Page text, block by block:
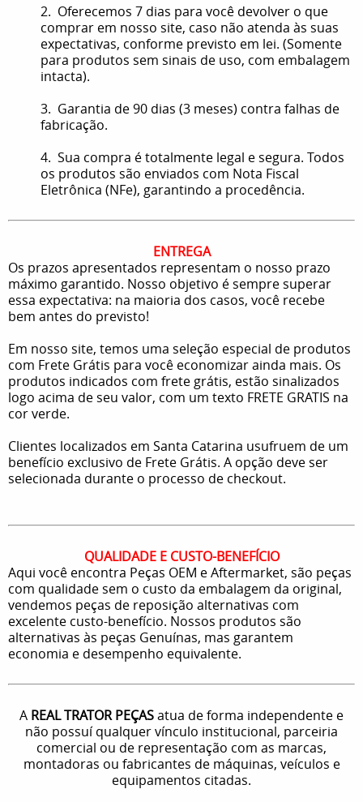
2. Oferecemos 7 dias para você devolver o que
comprar em nosso site, caso não atenda às suas
expectativas, conforme previsto em lei. (Somente
para produtos sem sinais de uso, com embalagem
intacta).
3. Garantia de 90 dias (3 meses) contra falhas de
fabricação.
4. Sua compra é totalmente legal e segura. Todos
os produtos são enviados com Nota Fiscal
Eletrônica (NFe), garantindo a procedência.
ENTREGA
Os prazos apresentados representam o nosso prazo
máximo garantido. Nosso objetivo é sempre superar
essa expectativa: na maioria dos casos, você recebe
bem antes do previsto!
Em nosso site, temos uma seleção especial de produtos
com Frete Grátis para você economizar ainda mais. Os
produtos indicados com frete grátis, estão sinalizados
logo acima de seu valor, com um texto FRETE GRATIS na
cor verde.
Clientes localizados em Santa Catarina usufruem de um
benefício exclusivo de Frete Grátis. A opção deve ser
selecionada durante o processo de checkout.
QUALIDADE E CUSTO-BENEFÍCIO
Aqui você encontra Peças OEM e Aftermarket, são peças
com qualidade sem o custo da embalagem da original,
vendemos peças de reposição alternativas com
excelente custo-benefício. Nossos produtos são
alternativas às peças Genuínas, mas garantem
economia e desempenho equivalente.
A REAL TRATOR PEÇASatua de forma independente e
não possuí qualquer vínculo institucional, parceiria
comercial ou de representação com as marcas,
montadoras ou fabricantes de máquinas, veículos e
equipamentos citadas.